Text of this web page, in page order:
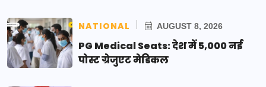
NATIONAL AUGUST 8, 2026
PG Medical Seats: देश में 5,000 नई
पोस्ट ग्रेजुएट मेडिकल